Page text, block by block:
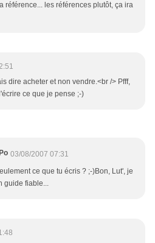
référence... les références plutôt, ça ira
dire acheter et non vendre.<br /> Pfff,
ce que je pense ;-)
03/08/2007 07:31
ce que tu écris ? ;-)Bon, Lut', je
guide fiable...